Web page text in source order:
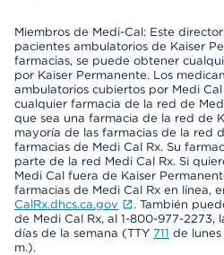
Miembros de Medi-Cal: Este
pacientes ambulatorios de Kaiser
farmacias, se puede obtener
por Kaiser Permanente. Los
ambulatorios cubiertos por Medi
cualquier farmacia de la red de
que sea una farmacia de la red de
mayoría de las farmacias de la red
farmacias de Medi Cal Rx. Su
parte de la red Medi Cal Rx. Si
Medi Cal fuera de Kaiser
farmacias de Medi Cal Rx en línea,
CalRx.dhcs.ca.gov
. También
de Medi Cal Rx, al 1-800-977-2273,
días de la semana (TTY 711 de
m.).